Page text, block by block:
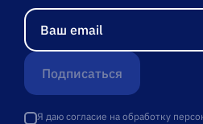
Подписаться
Я даю согласие на обработку